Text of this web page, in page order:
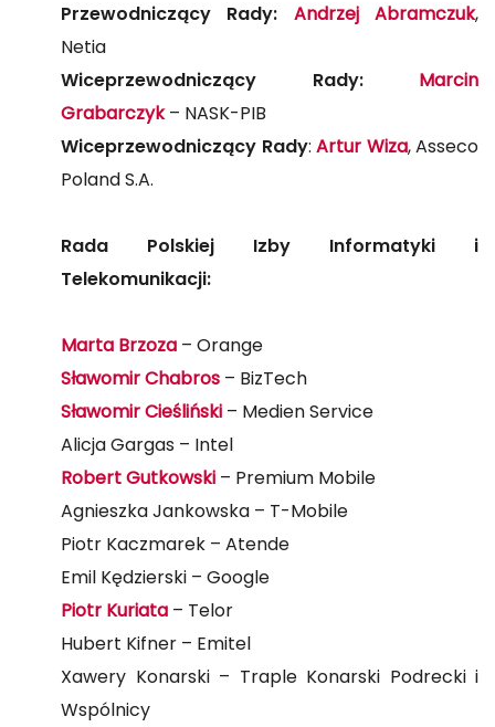
Przewodniczący Rady: Andrzej Abramczuk,
Netia
Wiceprzewodniczący Rady:
Marcin
Grabarczyk– NASK-PIB
Wiceprzewodniczący Rady:Artur Wiza, Asseco
Poland S.A.
Rada Polskiej Izby Informatyki i
Telekomunikacji:
Marta Brzoza– Orange
Sławomir Chabros– BizTech
Sławomir Cieśliński– Medien Service
Alicja Gargas – Intel
Robert Gutkowski– Premium Mobile
Agnieszka Jankowska – T-Mobile
Piotr Kaczmarek – Atende
Emil Kędzierski – Google
Piotr Kuriata– Telor
Hubert Kifner – Emitel
Xawery Konarski – Traple Konarski Podrecki i
Wspólnicy